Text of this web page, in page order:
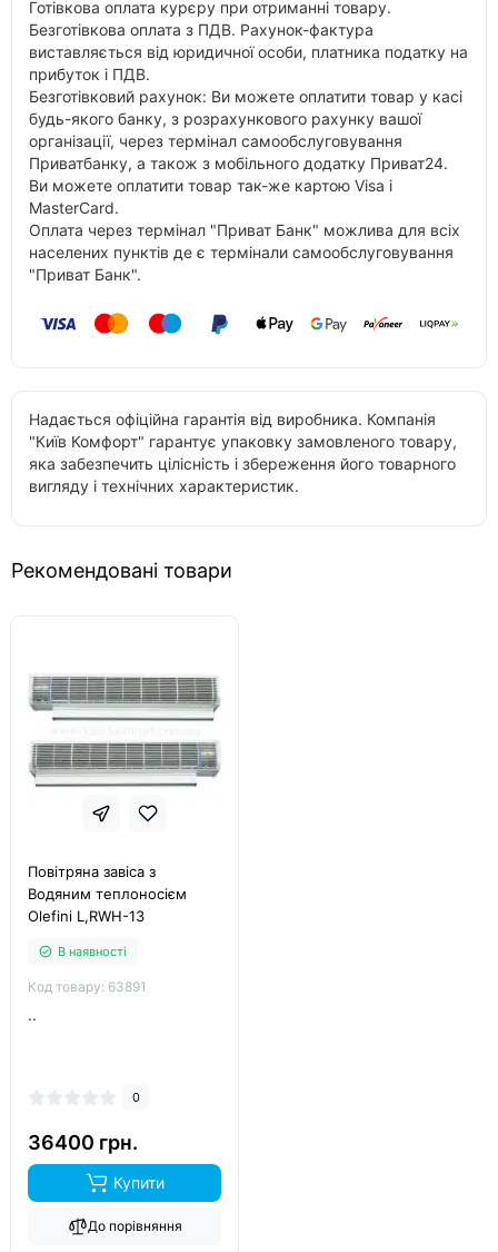
Готівкова оплата курєру при отриманні товару.
Безготівкова оплата з ПДВ. Рахунок-фактура
виставляється від юридичної особи, платника податку на
прибуток і ПДВ.
Безготівковий рахунок: Ви можете оплатити товар у касі
будь-якого банку, з розрахункового рахунку вашої
організації, через термінал самообслуговування
Приватбанку, а також з мобільного додатку Приват24.
Ви можете оплатити товар так-же картою Visa і
MasterCard.
Оплата через термінал "Приват Банк" можлива для всіх
населених пунктів де є термінали самообслуговування
"Приват Банк".
Надається офіційна гарантія від виробника. Компанія
"Київ Комфорт" гарантує упаковку замовленого товару,
яка забезпечить цілісність і збереження його товарного
вигляду і технічних характеристик.
Рекомендовані товари
Повітряна завіса з
Водяним теплоносієм
Olefini L,RWH-13
В наявності
Код товару: 63891
..
0
36400 грн.
Купити
До порівняння